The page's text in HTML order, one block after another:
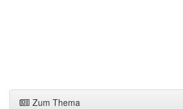
Zum Thema